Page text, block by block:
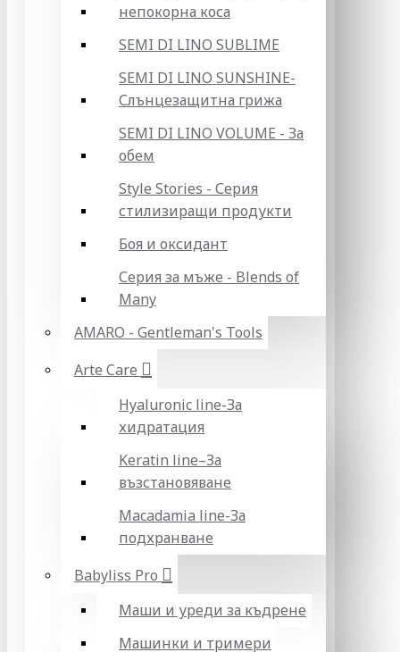
непокорна коса
SEMI DI LINO SUBLIME
SEMI DI LINO SUNSHINE-
Слънцезащитна грижа
SEMI DI LINO VOLUME - За
обем
Style Stories - Серия
стилизиращи продукти
Боя и оксидант
Серия за мъже - Blends of
Many
AMARO - Gentleman's Tools
Arte Care
Hyaluronic line-За
хидратация
Keratin line–За
възстановяване
Macadamia line-За
подхранване
Babyliss Pro
Маши и уреди за къдрене
Машинки и тримери